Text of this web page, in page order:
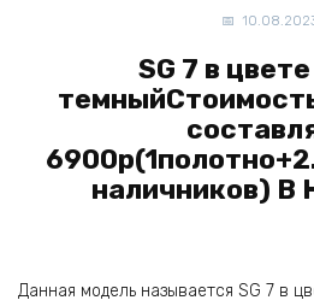
SG 7 в
наличников)
Данная модель называется SG 7 в